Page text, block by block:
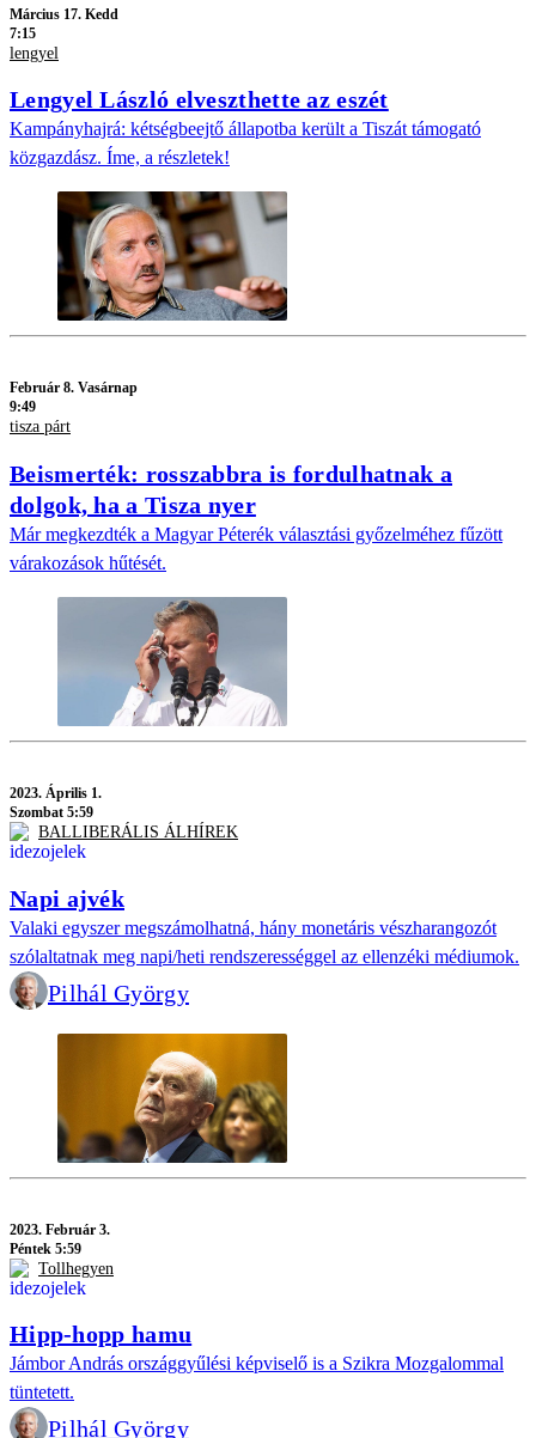
Március 17. Kedd
7:15
lengyel
Lengyel László elveszthette az eszét
Kampányhajrá: kétségbeejtő állapotba került a Tiszát támogató
közgazdász. Íme, a részletek!
Február 8. Vasárnap
9:49
tisza párt
Beismerték: rosszabbra is fordulhatnak a
dolgok, ha a Tisza nyer
Már megkezdték a Magyar Péterék választási győzelméhez fűzött
várakozások hűtését.
2023. Április 1.
Szombat 5:59
BALLIBERÁLIS ÁLHÍREK
Napi ajvék
Valaki egyszer megszámolhatná, hány monetáris vészharangozót
szólaltatnak meg napi/heti rendszerességgel az ellenzéki médiumok.
Pilhál György
2023. Február 3.
Péntek 5:59
Tollhegyen
Hipp-hopp hamu
Jámbor András országgyűlési képviselő is a Szikra Mozgalommal
tüntetett.
Pilhál György